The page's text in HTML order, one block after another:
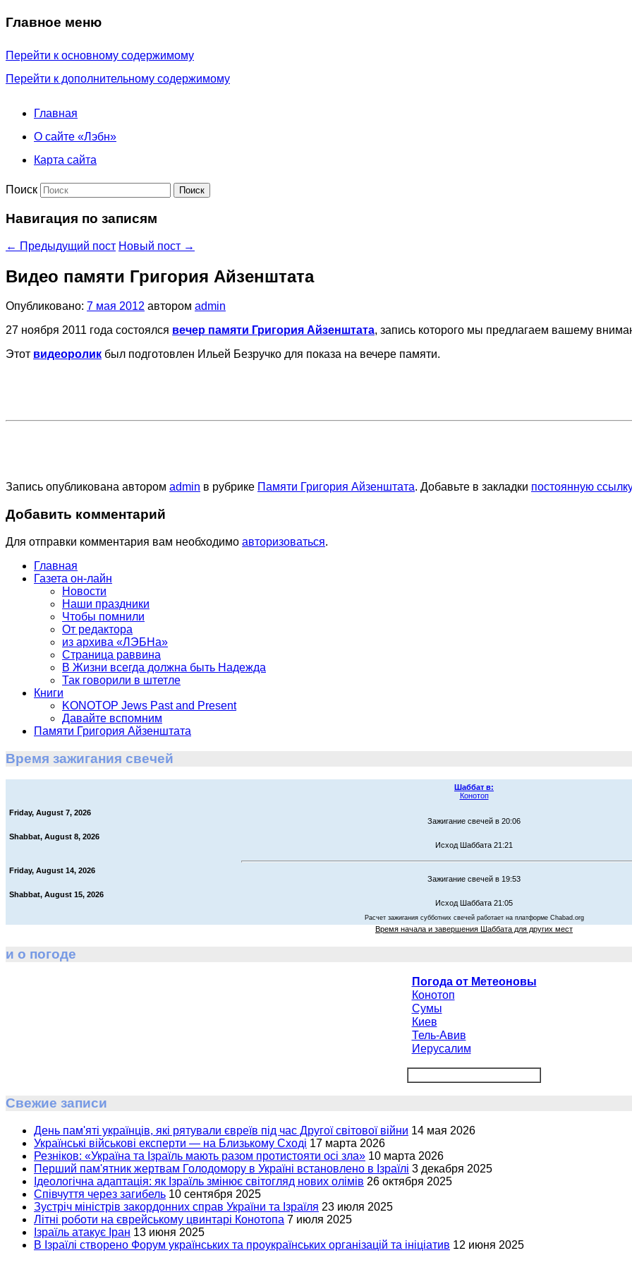
Главное меню
Перейти к основному содержимому
Перейти к дополнительному содержимому
Главная
О сайте «Лэбн»
Карта сайта
Поиск
Навигация по записям
← Предыдущий пост Новый пост →
Видео памяти Григория Айзенштата
Опубликовано: 7 мая 2012 автором admin
27 ноября 2011 года состоялся вечер памяти Григория Айзенштата, запись которого мы предлагаем вашему
Этот видеоролик был подготовлен Ильей Безручко для показа на вечере памяти.
Запись опубликована автором admin в рубрике Памяти Григория Айзенштата. Добавьте в закладки постоянную ссылку
Добавить комментарий
Для отправки комментария вам необходимо авторизоваться.
Главная
Газета он-лайн
Новости
Наши праздники
Чтобы помнили
От редактора
из архива «ЛЭБНа»
Страница раввина
В Жизни всегда должна быть Надежда
Так говорили в штетле
Книги
KONOTOP Jews Past and Present
Давайте вспомним
Памяти Григория Айзенштата
Время зажигания свечей
Шаббат в:
Конотоп
Friday, August 7, 2026
Зажигание свечей в 20:06
Shabbat, August 8, 2026
Исход Шаббата 21:21
Friday, August 14, 2026
Зажигание свечей в 19:53
Shabbat, August 15, 2026
Исход Шаббата 21:05
Расчет зажигания субботних свечей работает на платформе Chabad.org
Время начала и завершения Шаббата для других мест
и о погоде
Погода от Метеоновы
Конотоп
Сумы
Киев
Тель-Авив
Иерусалим
Свежие записи
День пам'яті українців, які рятували євреїв під час Другої світової війни 14 мая 2026
Українські військові експерти — на Близькому Сході 17 марта 2026
Резніков: «Україна та Ізраїль мають разом протистояти осі зла» 10 марта 2026
Перший пам'ятник жертвам Голодомору в Україні встановлено в Ізраїлі 3 декабря 2025
Ідеологічна адаптація: як Ізраїль змінює світогляд нових олімів 26 октября 2025
Співчуття через загибель 10 сентября 2025
Зустріч міністрів закордонних справ України та Ізраїля 23 июля 2025
Літні роботи на єврейському цвинтарі Конотопа 7 июля 2025
Ізраїль атакує Іран 13 июня 2025
В Ізраїлі створено Форум українських та проукраїнських організацій та ініціатив 12 июня 2025